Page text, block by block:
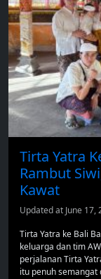
Tirta Yatra
Rambut
Kawat
Updated at June 17,
Tirta Yatra ke Bali
keluarga dan tim
perjalanan Tirta
itu penuh semangat